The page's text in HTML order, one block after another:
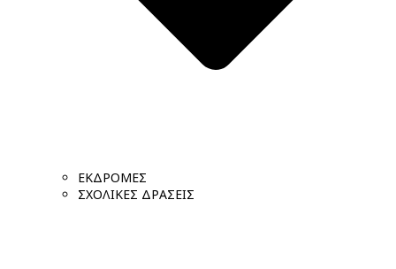
ΕΚΔΡΟΜΕΣ
ΣΧΟΛΙΚΕΣ ΔΡΑΣΕΙΣ